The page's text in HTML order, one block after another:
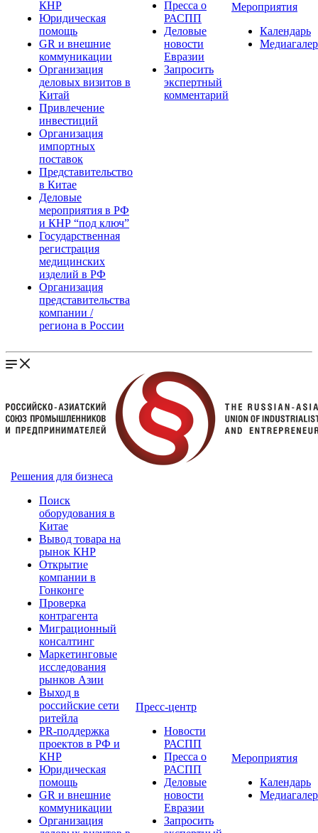
КНР
Юридическая
помощь
GR и внешние
коммуникации
Организация
деловых визитов в
Китай
Привлечение
инвестиций
Организация
импортных
поставок
Представительство
в Китае
Деловые
мероприятия в РФ
и КНР “под ключ”
Государственная
регистрация
медицинских
изделий в РФ
Организация
представительства
компании /
региона в России
Пресса о
РАСПП
Деловые
новости
Евразии
Запросить
экспертный
комментарий
Мероприятия
Календарь
Решения для бизнеса
Поиск
оборудования в
Китае
Вывод товара на
рынок КНР
Открытие
компании в
Гонконге
Проверка
контрагента
Миграционный
консалтинг
Маркетинговые
исследования
рынков Азии
Выход в
российские сети
ритейла
PR-поддержка
проектов в РФ и
КНР
Юридическая
помощь
GR и внешние
коммуникации
Организация
Пресс-центр
Новости
РАСПП
Пресса о
РАСПП
Деловые
новости
Евразии
Запросить
Мероприятия
Календарь